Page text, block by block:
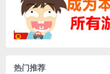
热门推荐